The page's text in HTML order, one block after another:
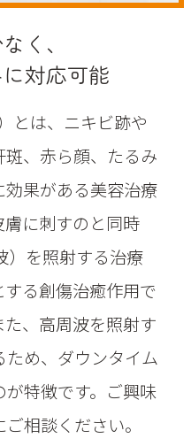
く、
対応可能
とは、ニキビ跡や
、赤ら顔、たるみ
果がある美容治療
に刺すのと同時
）を照射する治療
る創傷治癒作用で
、高周波を照射す
め、ダウンタイム
特徴です。ご興味
相談ください。